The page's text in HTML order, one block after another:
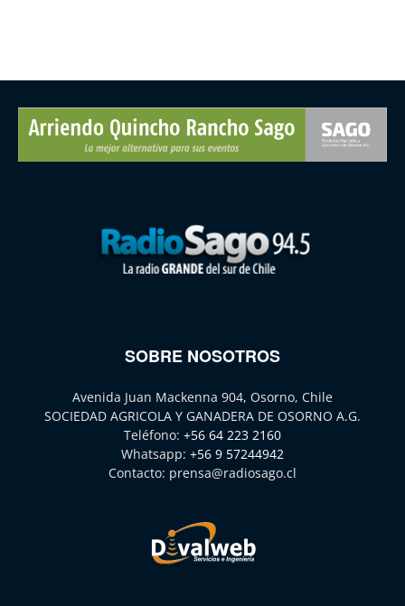
SOBRE NOSOTROS
Avenida Juan Mackenna 904, Osorno, Chile
SOCIEDAD AGRICOLA Y GANADERA DE OSORNO A.G.
Teléfono: +56 64 223 2160
Whatsapp: +56 9 57244942
Contacto: prensa@radiosago.cl